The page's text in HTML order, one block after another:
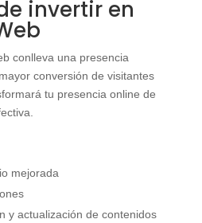
invertir en
conlleva una presencia
conversión de visitantes
tu presencia online de
mejorada
y actualización de contenidos